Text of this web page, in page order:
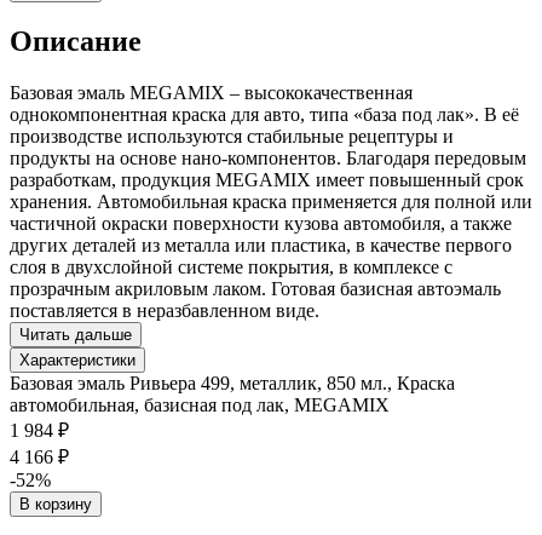
Описание
Базовая эмаль MEGAMIX – высококачественная
однокомпонентная краска для авто, типа «база под лак». В её
производстве используются стабильные рецептуры и
продукты на основе нано-компонентов. Благодаря передовым
разработкам, продукция MEGAMIX имеет повышенный срок
хранения. Автомобильная краска применяется для полной или
частичной окраски поверхности кузова автомобиля, а также
других деталей из металла или пластика, в качестве первого
слоя в двухслойной системе покрытия, в комплексе с
прозрачным акриловым лаком. Готовая базисная автоэмаль
поставляется в неразбавленном виде.
Читать дальше
Характеристики
Базовая эмаль Ривьера 499, металлик, 850 мл., Краска
автомобильная, базисная под лак, MEGAMIX
1 984 ₽
4 166 ₽
-52%
В корзину